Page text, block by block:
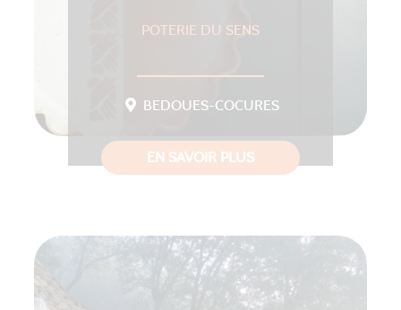
POTERIE DU SENS
BEDOUES-COCURES
EN SAVOIR PLUS